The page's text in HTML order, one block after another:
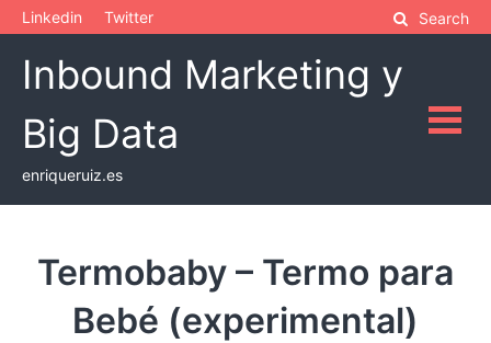
Skip
content
Linkedin Twitter Search
Inbound Marketing y
Big Data
enriqueruiz.es
Termobaby – Termo para
Bebé (experimental)